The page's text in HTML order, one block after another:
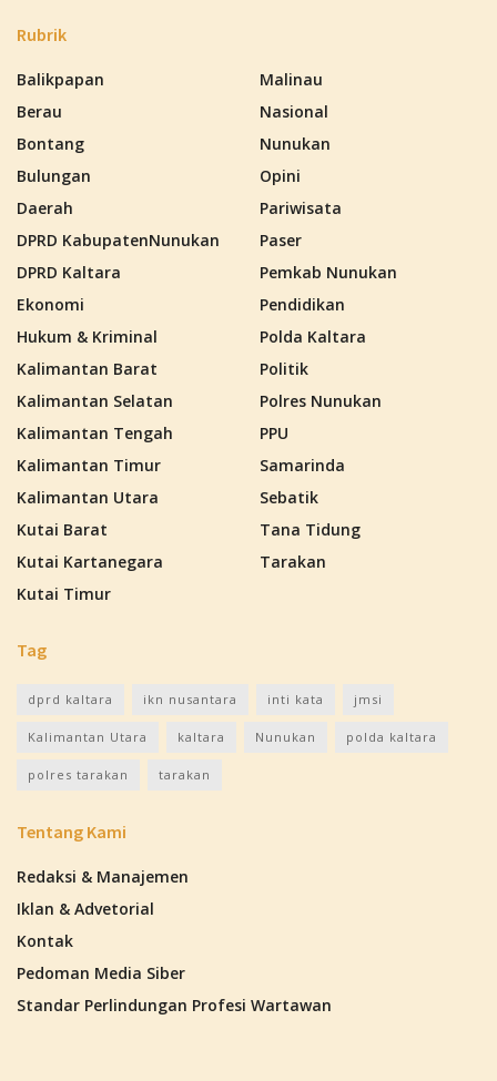
Rubrik
Balikpapan
Berau
Bontang
Bulungan
Daerah
DPRD KabupatenNunukan
DPRD Kaltara
Ekonomi
Hukum & Kriminal
Kalimantan Barat
Kalimantan Selatan
Kalimantan Tengah
Kalimantan Timur
Kalimantan Utara
Kutai Barat
Kutai Kartanegara
Kutai Timur
Malinau
Nasional
Nunukan
Opini
Pariwisata
Paser
Pemkab Nunukan
Pendidikan
Polda Kaltara
Politik
Polres Nunukan
PPU
Samarinda
Sebatik
Tana Tidung
Tarakan
Tag
dprd kaltara ikn nusantara inti kata jmsi
Kalimantan Utara kaltara Nunukan polda kaltara
polres tarakan tarakan
Tentang Kami
Redaksi & Manajemen
Iklan & Advetorial
Kontak
Pedoman Media Siber
Standar Perlindungan Profesi Wartawan